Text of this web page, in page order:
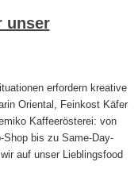
unser
erfordern kreative
Oriental, Feinkost Käfer
Kaffeerösterei: von
Shop bis zu Same-Day-
auf unser Lieblingsfood